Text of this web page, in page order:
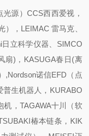
源）CCS西西爱视，
，LEIMAC 雷马克、
立科学仪器、SIMCO
扇)，KASUGA春日(离
,Nordson诺信EFD（点
普生机器人，KURABO
，TAGAWA十川（软
椿本链条，KIK